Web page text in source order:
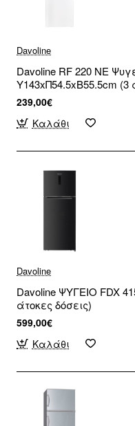
Davoline
Davoline RF 220 NE
Υ143xΠ54.5xΒ55.5cm (3
239,00€
Καλάθι
Davoline
Davoline ΨΥΓΕΙΟ FDX
άτοκες δόσεις)
599,00€
Καλάθι